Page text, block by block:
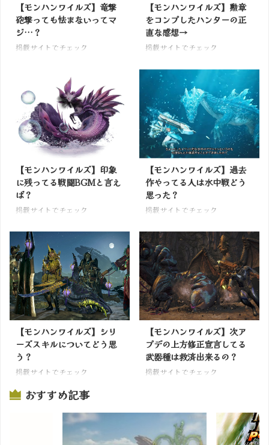
【モンハンワイルズ】竜撃
砲撃っても怯まないってマ
ジ…？
掲載サイトでチェック
【モンハンワイルズ】勲章
をコンプしたハンターの正
直な感想→
掲載サイトでチェック
【モンハンワイルズ】印象
に残ってる戦闘BGMと言え
ば？
掲載サイトでチェック
【モンハンワイルズ】過去
作やってる人は水中戦どう
思った？
掲載サイトでチェック
【モンハンワイルズ】シリ
ーズスキルについてどう思
う？
掲載サイトでチェック
【モンハンワイルズ】次ア
プデの上方修正宣言してる
武器種は救済出来るの？
掲載サイトでチェック
おすすめ記事